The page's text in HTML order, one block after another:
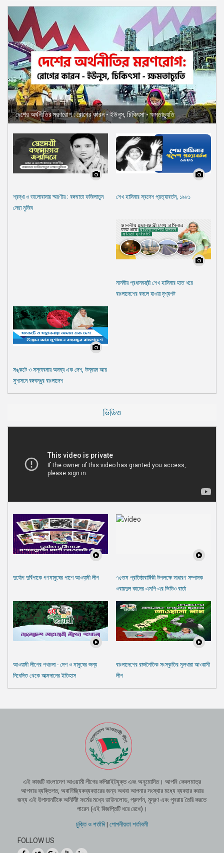
দেশের অর্থনীতির মরণরোগ : রোগের কারন - ইউনুস, চিকিৎসা - ক্ষমতাচ্যুতি
শ্রদ্ধা ও ভালোবাসায় স্মরণীয় : বঙ্গমাতা ফজিলাতুন
নেছা মুজিব
শেখ হাসিনার স্বদেশ প্রত্যাবর্তন, ১৯৮১
মাননীয় প্রধানমন্ত্রী শেখ হাসিনার হাত ধরে
বাংলাদেশের বদলে যাওয়া দৃশ্যপট
সঙ্কটে ও সম্ভাবনায় অদম্য এক দেশ, উন্নয়ন আর
সুশাসনে বঙ্গবন্ধুর বাংলাদেশ
ভিডিও
দুর্যোগ দুর্বিপাকে গণমানুষের পাশে আওযা়মী লীগ
৭৫তম প্রতিষ্ঠাবার্ষিকী উপলক্ষে সাধারণ সম্পাদক
ওবায়দুল কাদের এমপি-এর ভিডিও বার্তা
আওয়ামী লীগের পথচলা - দেশ ও মানুষের জন্য
নিবেদিত থেকে আত্মদানের ইতিহাস
বাংলাদেশের রাজনৈতিক সংস্কৃতির মূলধারা আওয়ামী
লীগ
এই কাজটি বাংলাদেশ আওয়ামী লীগের কপিরাইটযুক্ত এবং অনুমোদিত। আপনি কেবলমাত্র
আপনার ব্যক্তিগত, অবাণিজ্যিকব্যবহারের জন্য অথবা আপনার সংস্থার মধ্যে ব্যবহার করার
জন্য এই উপাদানটিকে অনির্দিষ্ট ফর্মের মধ্যে ডাউনলোড, প্রদর্শন, মুদ্রণ এবং পুনরায় তৈরি করতে
পারেন (এই বিজ্ঞপ্তিটি ধরে রেখে)।
চুক্তি ও শর্তাদি| গোপনীয়তা শর্তাবলী
FOLLOW US